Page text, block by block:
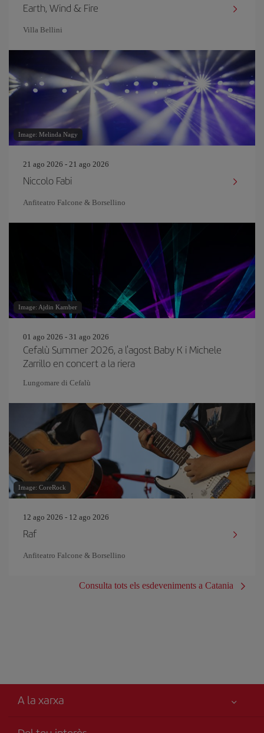
Earth, Wind & Fire
Villa Bellini
Image: Melinda Nagy
21 ago 2026 - 21 ago 2026
Niccolo Fabi
Anfiteatro Falcone & Borsellino
Image: Ajdin Kamber
01 ago 2026 - 31 ago 2026
Cefalù Summer 2026, a l'agost Baby K i Michele
Zarrillo en concert a la riera
Lungomare di Cefalù
Image: CoreRock
12 ago 2026 - 12 ago 2026
Raf
Anfiteatro Falcone & Borsellino
Consulta tots els esdeveniments a Catania
A la xarxa